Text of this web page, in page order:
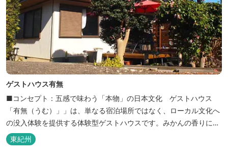
ゲストハウス有無
■コンセプト：五感で味わう「本物」の日本文化 ゲストハウス
「有無（うむ）」」は、単なる宿泊場所ではなく、ローカル文化へ
の没入体験を提供する体験型ゲストハウスです。みかんの香りに包
まれ、歴史ある世界遺産を巡り、日本の原風景に触れる。「本物」
の日本文化を巡る冒険がここから始まります。 「年中みかんのとれ
東紀州